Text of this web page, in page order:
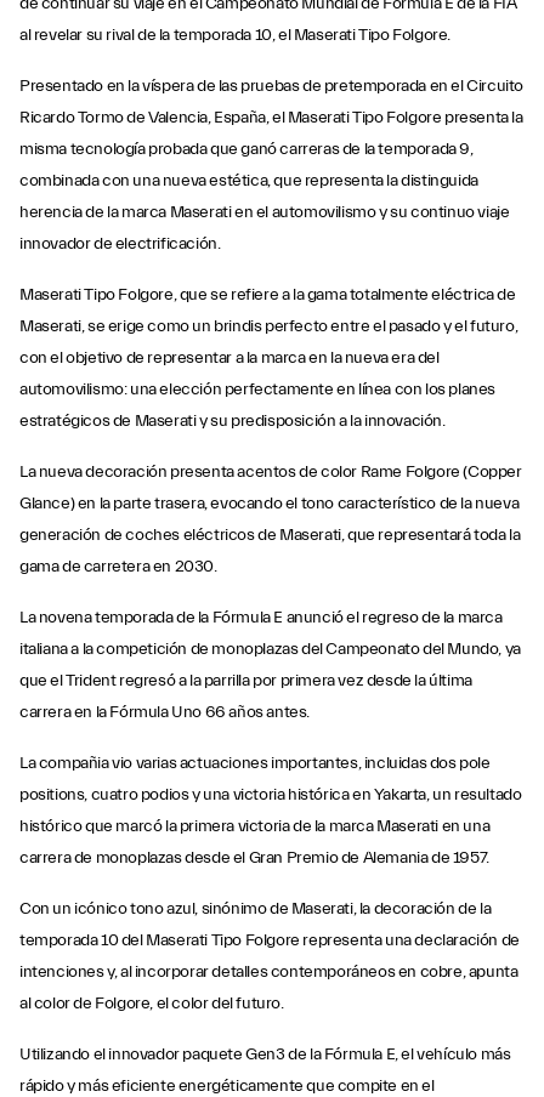
al revelar su rival de la temporada 10, el Maserati Tipo Folgore.
Presentado en la víspera de las pruebas de pretemporada en el Circuito
Ricardo Tormo de Valencia, España, el Maserati Tipo Folgore presenta la
misma tecnología probada que ganó carreras de la temporada 9,
combinada con una nueva estética, que representa la distinguida
herencia de la marca Maserati en el automovilismo y su continuo viaje
innovador de electrificación.
Maserati Tipo Folgore, que se refiere a la gama totalmente eléctrica de
Maserati, se erige como un brindis perfecto entre el pasado y el futuro,
con el objetivo de representar a la marca en la nueva era del
automovilismo: una elección perfectamente en línea con los planes
estratégicos de Maserati y su predisposición a la innovación.
La nueva decoración presenta acentos de color Rame Folgore (Copper
Glance) en la parte trasera, evocando el tono característico de la nueva
generación de coches eléctricos de Maserati, que representará toda la
gama de carretera en 2030.
La novena temporada de la Fórmula E anunció el regreso de la marca
italiana a la competición de monoplazas del Campeonato del Mundo, ya
que el Trident regresó a la parrilla por primera vez desde la última
carrera en la Fórmula Uno 66 años antes.
La compañia vio varias actuaciones importantes, incluidas dos pole
positions, cuatro podios y una victoria histórica en Yakarta, un resultado
histórico que marcó la primera victoria de la marca Maserati en una
carrera de monoplazas desde el Gran Premio de Alemania de 1957.
Con un icónico tono azul, sinónimo de Maserati, la decoración de la
temporada 10 del Maserati Tipo Folgore representa una declaración de
intenciones y, al incorporar detalles contemporáneos en cobre, apunta
al color de Folgore, el color del futuro.
Utilizando el innovador paquete Gen3 de la Fórmula E, el vehículo más
rápido y más eficiente energéticamente que compite en el